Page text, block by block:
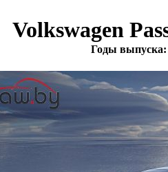
Volkswagen
Годы выпуска: